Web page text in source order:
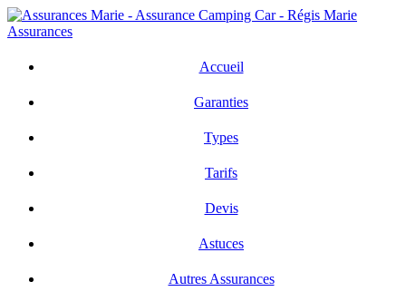
Skip
to
content
Accueil
Garanties
Types
Tarifs
Devis
Astuces
Autres Assurances